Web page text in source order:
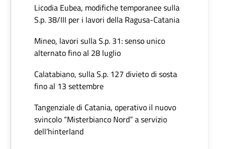
Licodia Eubea, modifiche temporanee sulla
S.p. 38/III per i lavori della Ragusa-Catania
Mineo, lavori sulla S.p. 31: senso unico
alternato fino al 28 luglio
Calatabiano, sulla S.p. 127 divieto di sosta
fino al 13 settembre
Tangenziale di Catania, operativo il nuovo
svincolo “Misterbianco Nord” a servizio
dell’hinterland